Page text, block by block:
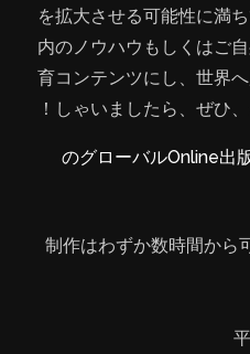
を拡大させる可能性に満
内のノウハウもしくはご
育コンテンツにし、世界
しゃいましたら、ぜひ、
■『JCCD Studio』のグローバルOnline
①制作はわずか数時間か